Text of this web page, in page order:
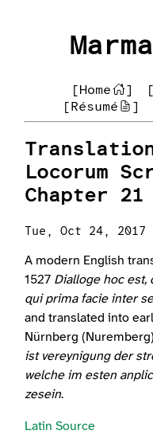
[Home ]
[Résumé
]
Locorum
Chapter 21
Tue, Oct 24, 2017
A modern English
1527 Dialloge hoc est,
qui prima facie inter
and translated into
Nürnberg
ist vereynigung der
welche im esten
zesein.
Latin Source